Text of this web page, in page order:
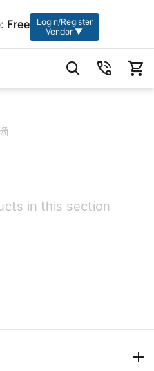
Free
Login/Register
Vendor ▼
in this section